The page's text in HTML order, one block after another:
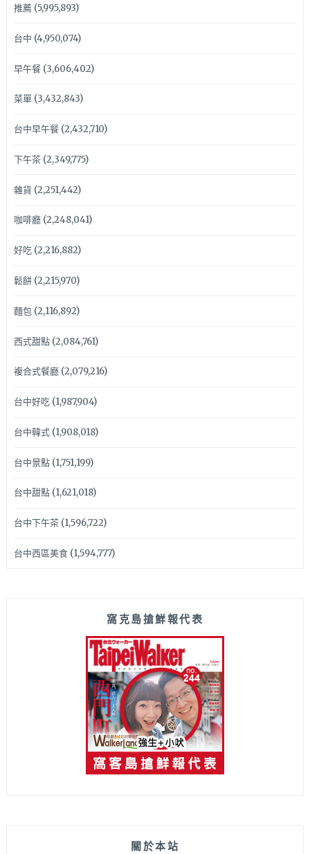
推薦(5,995,893)
台中 (4,950,074)
早午餐(3,606,402)
菜單(3,432,843)
台中早午餐(2,432,710)
下午茶(2,349,775)
雜貨 (2,251,442)
咖啡廳(2,248,041)
好吃(2,216,882)
鬆餅(2,215,970)
麵包(2,116,892)
西式甜點(2,084,761)
複合式餐廳(2,079,216)
台中好吃(1,987,904)
台中韓式(1,908,018)
台中景點(1,751,199)
台中甜點(1,621,018)
台中下午茶(1,596,722)
台中西區美食(1,594,777)
窩克島搶鮮報代表
關於本站